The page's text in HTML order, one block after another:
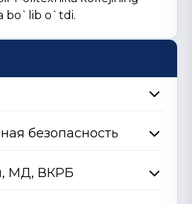
bo`lib o`tdi.
безопасность
МД, ВКРБ